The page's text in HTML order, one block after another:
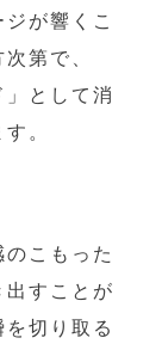
が響くこ
第で、
として消
。
こもった
すことが
切り取る